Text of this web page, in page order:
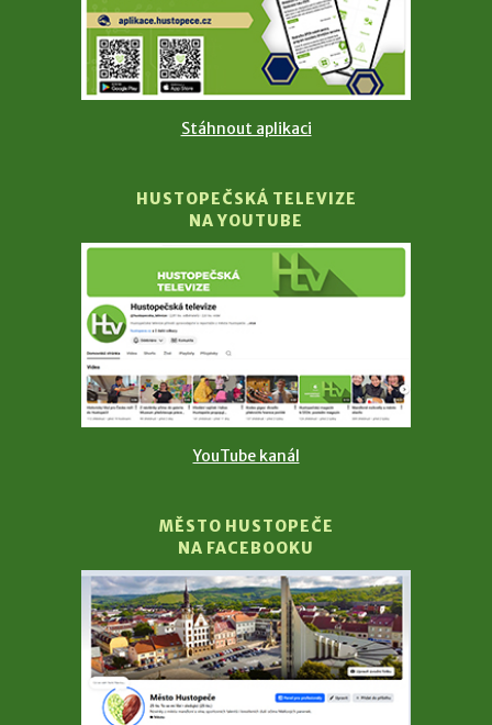
Stáhnout aplikaci
HUSTOPEČSKÁ TELEVIZE
NA YOUTUBE
YouTube kanál
MĚSTO HUSTOPEČE
NA FACEBOOKU